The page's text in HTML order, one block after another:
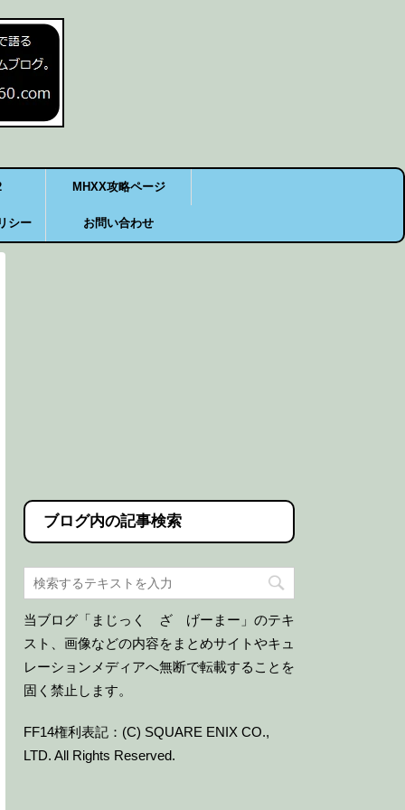
MHXX攻略ページ
シー お問い合わせ
ブログ内の記事検索
当ブログ「まじっく ざ げーまー」のテキ
スト、画像などの内容をまとめサイトやキュ
レーションメディアへ無断で転載することを
固く禁止します。
FF14権利表記：(C) SQUARE ENIX CO.,
LTD. All Rights Reserved.